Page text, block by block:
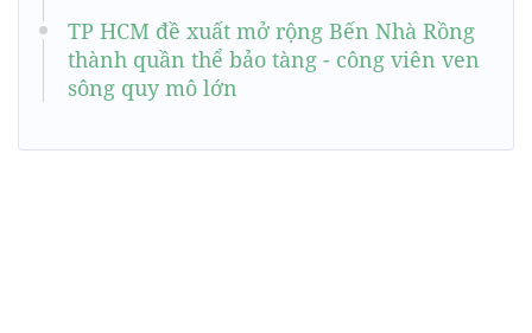
TP HCM đề xuất mở rộng Bến Nhà Rồng
thành quần thể bảo tàng - công viên ven
sông quy mô lớn